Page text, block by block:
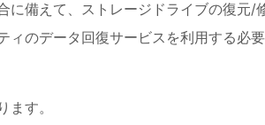
に備えて、ストレージドライブの復元/
ィのデータ回復サービスを利用する必
す。